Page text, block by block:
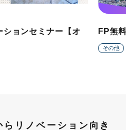
ョンセミナー【オ
FP無
その他
リノベーション向き